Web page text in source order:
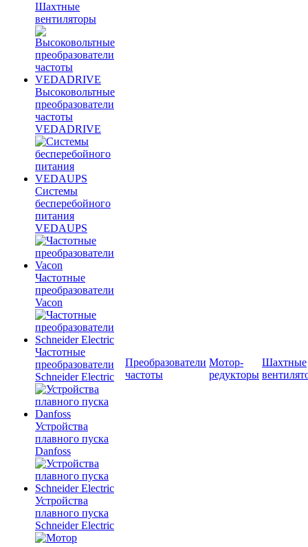
Шахтные
вентиляторы
Высоковольтные
преобразователи
частоты
VEDADRIVE
Системы
бесперебойного
питания
VEDAUPS
Частотные
преобразователи
Vacon
Частотные
преобразователи
Schneider Electric
Устройства
плавного пуска
Danfoss
Устройства
плавного пуска
Schneider Electric
Преобразователи
частоты
Мотор-
редукторы
Шахтные